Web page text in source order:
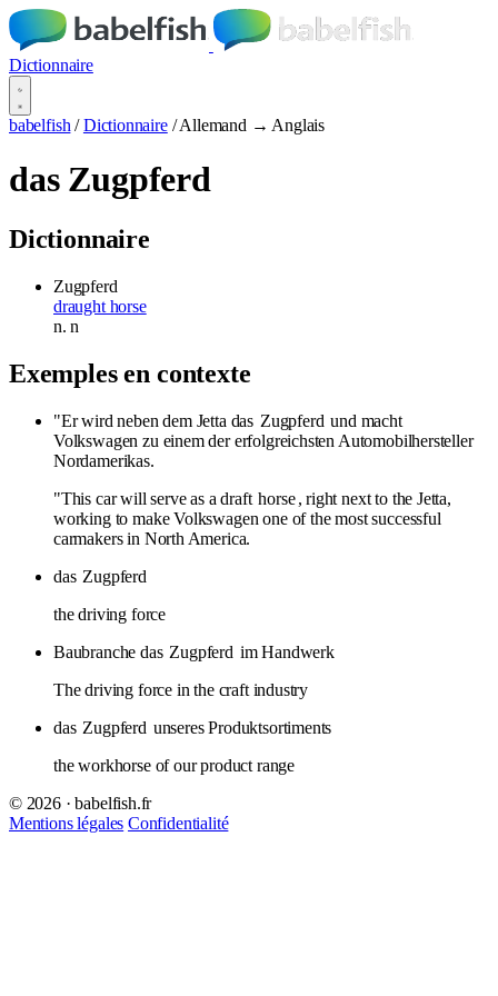
Dictionnaire
babelfish / Dictionnaire / Allemand → Anglais
das Zugpferd
Dictionnaire
Zugpferd
draught horse
n.n
Exemples en contexte
"Er wird neben dem Jetta das Zugpferd und macht
Volkswagen zu einem der erfolgreichsten Automobilhersteller
Nordamerikas.
"This car will serve as a draft horse , right next to the Jetta,
working to make Volkswagen one of the most successful
carmakers in North America.
das Zugpferd
the driving force
Baubranche das Zugpferd im Handwerk
The driving force in the craft industry
das Zugpferd unseres Produktsortiments
the workhorse of our product range
© 2026 · babelfish.fr
Mentions légales Confidentialité